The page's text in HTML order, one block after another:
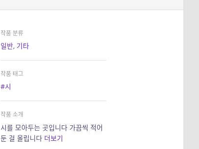
작품 분류
일반, 기타
작품 태그
#시
작품 소개
시를 모아두는 곳입니다 가끔씩 적어
둔 걸 올립니다 더보기